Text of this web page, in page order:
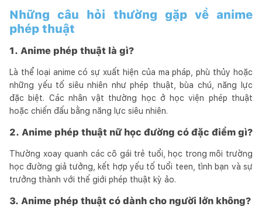
Những câu hỏi thường gặp về anime
phép thuật
1. Anime phép thuật là gì?
Là thể loại anime có sự xuất hiện của ma pháp, phù thủy hoặc
những yếu tố siêu nhiên như phép thuật, bùa chú, năng lực
đặc biệt. Các nhân vật thường học ở học viện phép thuật
hoặc chiến đấu bằng năng lực siêu nhiên.
2. Anime phép thuật nữ học đường có đặc điểm gì?
Thường xoay quanh các cô gái trẻ tuổi, học trong môi trường
học đường giả tưởng, kết hợp yếu tố tuổi teen, tình bạn và sự
trưởng thành với thế giới phép thuật kỳ ảo.
3. Anime phép thuật có dành cho người lớn không?